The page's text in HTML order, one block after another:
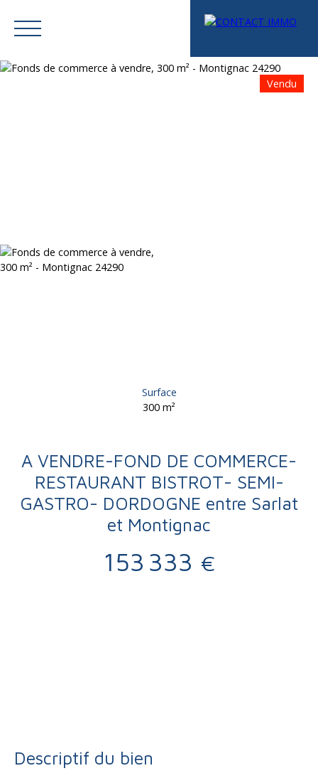
Mes favoris Espace vendeur
Vendu
Surface
300 m²
A VENDRE-FOND DE COMMERCE-
RESTAURANT BISTROT- SEMI-
GASTRO- DORDOGNE entre Sarlat
et Montignac
153 333 €
Descriptif du bien